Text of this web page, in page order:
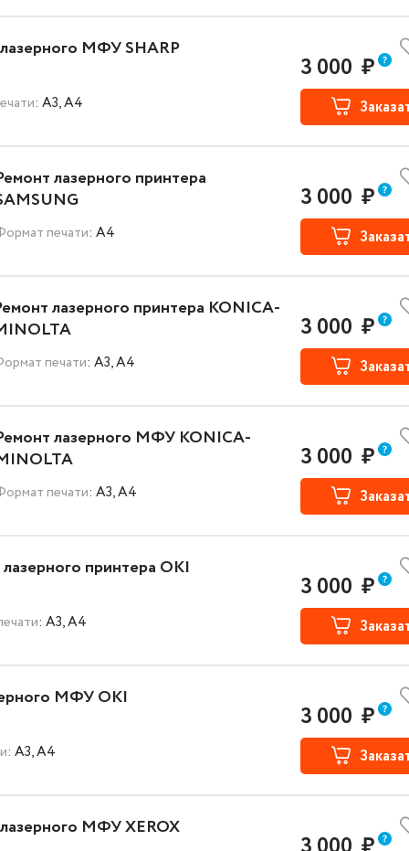
МФУ SHARP
: A3, A4
3 000 ₽
лазерного принтера
печати: A4
3 000 ₽
лазерного принтера KONICA-
печати: A3, A4
3 000 ₽
лазерного МФУ KONICA-
печати: A3, A4
3 000 ₽
принтера OKI
: A3, A4
3 000 ₽
МФУ OKI
: A3, A4
3 000 ₽
МФУ XEROX